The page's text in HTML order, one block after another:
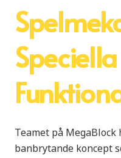
Speciella
Teamet på
banbrytande koncept